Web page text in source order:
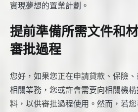
實現夢想的置業計劃。
提前準備所需文件和
審批過程
您好，如果您正在申請貸款、保險
相關業務，您或許會需要向相關機
料，以供審批過程使用。然而，若